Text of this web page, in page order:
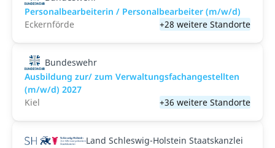
Personalbearbeiterin / Personalbearbeiter (m/w/d)
Eckernförde
+28 weitere Standorte
Bundeswehr
Ausbildung zur/ zum Verwaltungsfachangestellten
(m/w/d) 2027
Kiel
+36 weitere Standorte
Land Schleswig-Holstein Staatskanzlei